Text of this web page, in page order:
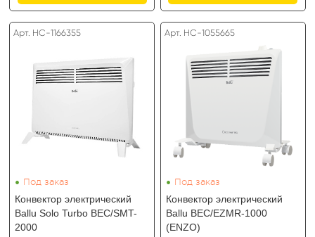
Арт. HC-1166355
• Под заказ
Конвектор электрический
Ballu Solo Turbo BEC/SMT-
2000
Арт. HC-1055665
• Под заказ
Конвектор электрический
Ballu BEC/EZMR-1000
(ENZO)